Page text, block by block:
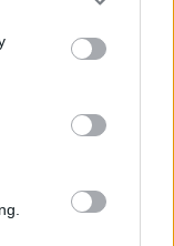
e dirette